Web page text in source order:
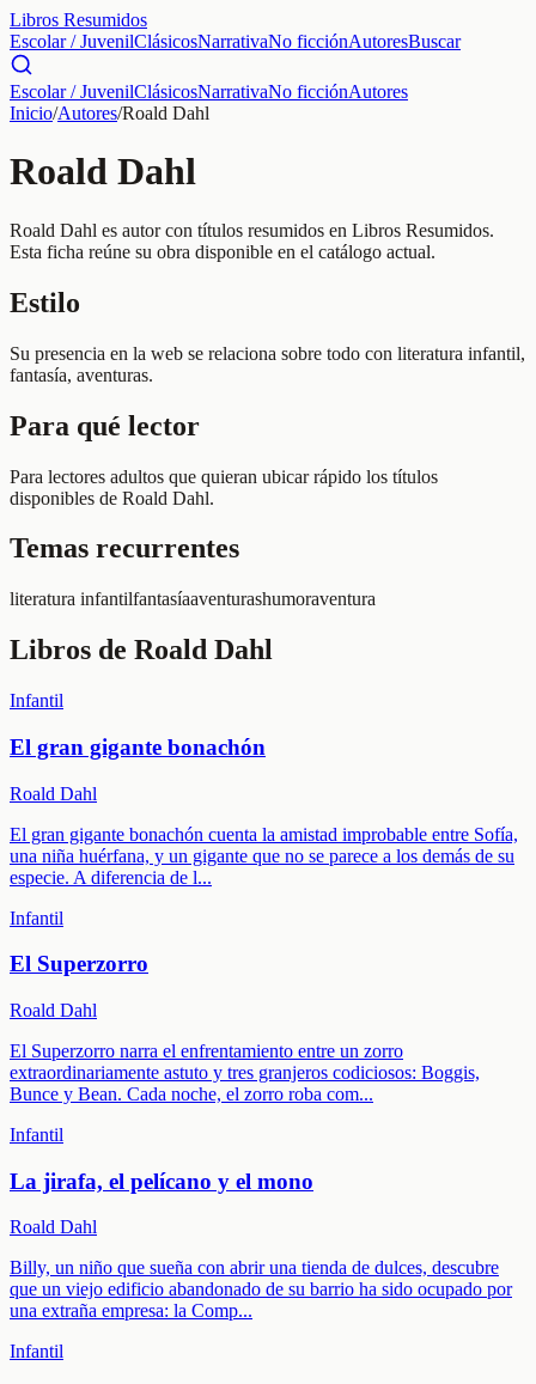
Libros Resumidos
Escolar / JuvenilClásicosNarrativaNo ficciónAutoresBuscar
Escolar / JuvenilClásicosNarrativaNo ficciónAutores
Inicio/Autores/Roald Dahl
Roald Dahl
Roald Dahl es autor con títulos resumidos en Libros Resumidos.
Esta ficha reúne su obra disponible en el catálogo actual.
Estilo
Su presencia en la web se relaciona sobre todo con literatura infantil,
fantasía, aventuras.
Para qué lector
Para lectores adultos que quieran ubicar rápido los títulos
disponibles de Roald Dahl.
Temas recurrentes
literatura infantilfantasíaaventurashumoraventura
Libros de Roald Dahl
Infantil
El gran gigante bonachón
Roald Dahl
El gran gigante bonachón cuenta la amistad improbable entre Sofía,
una niña huérfana, y un gigante que no se parece a los demás de su
especie. A diferencia de l...
Infantil
El Superzorro
Roald Dahl
El Superzorro narra el enfrentamiento entre un zorro
extraordinariamente astuto y tres granjeros codiciosos: Boggis,
Bunce y Bean. Cada noche, el zorro roba com...
Infantil
La jirafa, el pelícano y el mono
Roald Dahl
Billy, un niño que sueña con abrir una tienda de dulces, descubre
que un viejo edificio abandonado de su barrio ha sido ocupado por
una extraña empresa: la Comp...
Infantil